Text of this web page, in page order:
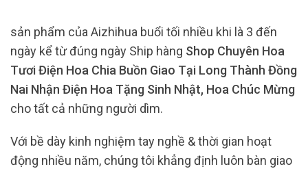
sản phẩm của Aizhihua buổi tối nhiều khi là 3 đến
ngày kể từ đúng ngày Ship hàng Shop Chuyên Hoa
Tươi Điện Hoa Chia Buồn Giao Tại Long Thành Đồng
Nai Nhận Điện Hoa Tặng Sinh Nhật, Hoa Chúc Mừng
cho tất cả những người dìm.
Với bề dày kinh nghiệm tay nghề & thời gian hoạt
động nhiều năm, chúng tôi khẳng định luôn bàn giao